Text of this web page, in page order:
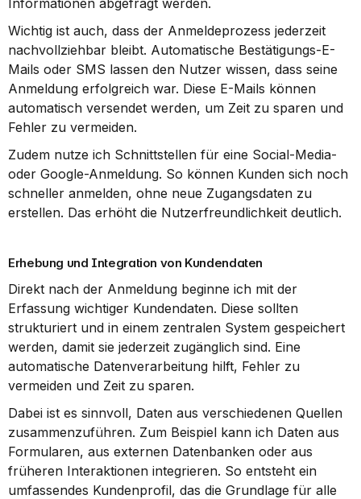
Informationen abgefragt werden.
Wichtig ist auch, dass der Anmeldeprozess jederzeit
nachvollziehbar bleibt. Automatische Bestätigungs-E-
Mails oder SMS lassen den Nutzer wissen, dass seine
Anmeldung erfolgreich war. Diese E-Mails können
automatisch versendet werden, um Zeit zu sparen und
Fehler zu vermeiden.
Zudem nutze ich Schnittstellen für eine Social-Media-
oder Google-Anmeldung. So können Kunden sich noch
schneller anmelden, ohne neue Zugangsdaten zu
erstellen. Das erhöht die Nutzerfreundlichkeit deutlich.
Erhebung und Integration von Kundendaten
Direkt nach der Anmeldung beginne ich mit der
Erfassung wichtiger Kundendaten. Diese sollten
strukturiert und in einem zentralen System gespeichert
werden, damit sie jederzeit zugänglich sind. Eine
automatische Datenverarbeitung hilft, Fehler zu
vermeiden und Zeit zu sparen.
Dabei ist es sinnvoll, Daten aus verschiedenen Quellen
zusammenzuführen. Zum Beispiel kann ich Daten aus
Formularen, aus externen Datenbanken oder aus
früheren Interaktionen integrieren. So entsteht ein
umfassendes Kundenprofil, das die Grundlage für alle